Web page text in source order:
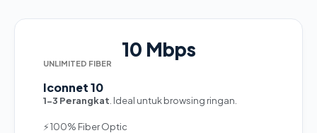
10 Mbps
UNLIMITED FIBER
Iconnet 10
1-3 Perangkat . Ideal untuk browsing ringan.
⚡ 100% Fiber Optic